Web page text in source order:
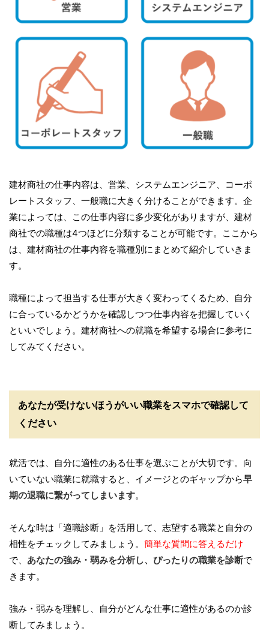
建材商社の仕事内容は、営業、システムエンジニア、コーポ
レートスタッフ、一般職に大きく分けることができます。企
業によっては、この仕事内容に多少変化がありますが、建材
商社での職種は4つほどに分類することが可能です。ここから
は、建材商社の仕事内容を職種別にまとめて紹介していきま
す。
職種によって担当する仕事が大きく変わってくるため、自分
に合っているかどうかを確認しつつ仕事内容を把握していく
といいでしょう。建材商社への就職を希望する場合に参考に
してみてください。
あなたが受けないほうがいい職業をスマホで確認して
ください
就活では、自分に適性のある仕事を選ぶことが大切です。向
いていない職業に就職すると、イメージとのギャップから早
期の退職に繋がってしまいます。
そんな時は「適職診断」を活用して、志望する職業と自分の
相性をチェックしてみましょう。 簡単な質問に答えるだけ
で、 あなたの強み・弱みを分析し、ぴったりの職業を診断で
きます。
強み・弱みを理解し、自分がどんな仕事に適性があるのか診
断してみましょう。